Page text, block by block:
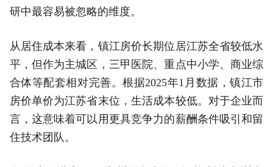
研中最容易被忽略的维度。
从居住成本来看，镇江房价长期位居江苏全省较低水
平，但作为主城区，三甲医院、重点中小学、商业综
合体等配套相对完善。根据2025年1月数据，镇江市
房价单价为江苏省末位，生活成本较低。对于企业而
言，这意味着可以用更具竞争力的薪酬条件吸引和留
住技术团队。